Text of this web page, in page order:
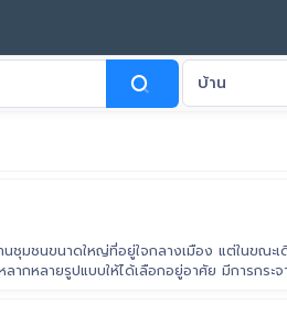
บ้าน
นชุมชนขนาดใหญ่ที่อยู่ใจกลางเมือง แต่ในขณะ
ากหลายรูปแบบให้ได้เลือกอยู่อาศัย มีการกระ